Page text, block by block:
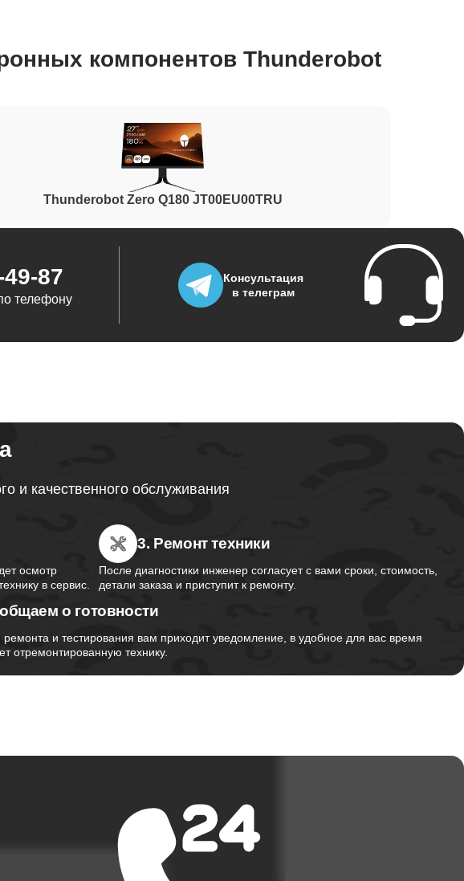
700
1500
1900
компонентов Thunderobot
Thunderobot Zero Q180 JT00EU00TRU
87
телефону
Консультация
в телеграм
и качественного обслуживания
осмотр
в сервис.
3. Ремонт техники
После диагностики инженер согласует с вами сроки, стоимость,
детали заказа и приступит к ремонту.
о готовности
и тестирования вам приходит уведомление, в удобное для вас время
отремонтированную технику.